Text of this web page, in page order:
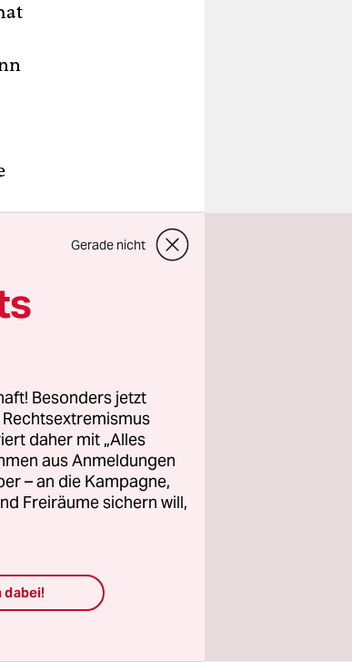
es
Gerade nicht
Besonders jetzt
daher mit „Alles
aus Anmeldungen
– an die Kampagne,
Freiräume sichern will,
dabei!